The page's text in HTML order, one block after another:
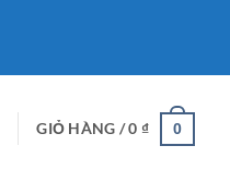
GIỎ HÀNG /0 ₫ 0